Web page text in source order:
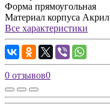
Форма прямоугольная
Материал корпуса Акрил
Все характеристики
0 отзывов0